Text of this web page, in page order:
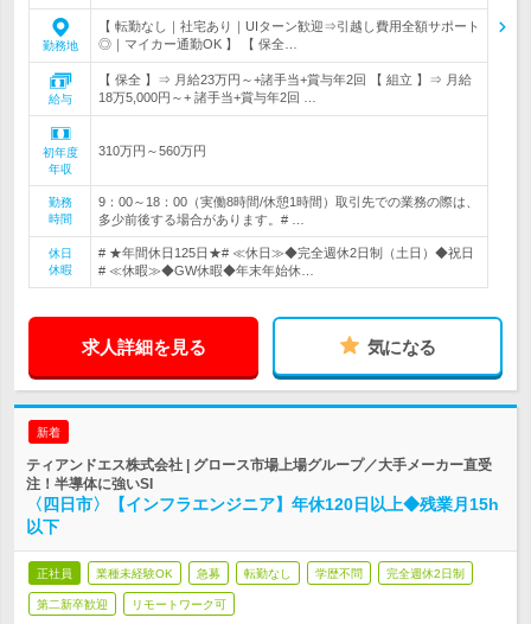
勤務地
【 転勤なし｜社宅あり｜UIターン歓迎⇒引越し費用全額サポート
◎｜マイカー通勤OK 】 【 保全…
給与
【 保全 】⇒ 月給23万円～+諸手当+賞与年2回 【 組立 】⇒ 月給
18万5,000円～+ 諸手当+賞与年2回 …
初年度
年収
310万円～560万円
勤務
時間
9：00～18：00（実働8時間/休憩1時間）取引先での業務の際は、
多少前後する場合があります。# …
休日
休暇
# ★年間休日125日★# ≪休日≫◆完全週休2日制（土日）◆祝日
# ≪休暇≫◆GW休暇◆年末年始休…
求人詳細を見る 気になる
新着
ティアンドエス株式会社 | グロース市場上場グループ／大手メーカー直受
注！半導体に強いSI
〈四日市〉【インフラエンジニア】年休120日以上◆残業月15h
以下
正社員 業種未経験OK 急募 転勤なし 学歴不問 完全週休2日制
第二新卒歓迎 リモートワーク可